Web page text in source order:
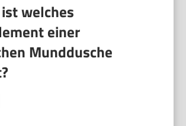
welches
einer
Munddusche